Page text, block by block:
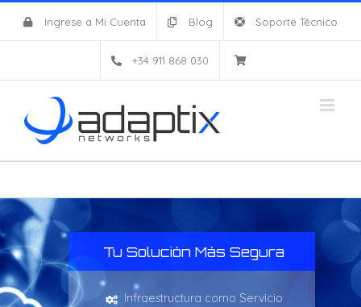
Ingrese a Mi Cuenta Blog Soporte Técnico
+34 911 868 030
Tu Solución Más Segura
Infraestructura como Servicio